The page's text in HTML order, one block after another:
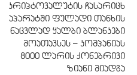
კრიპტოვალუტის ჩასარიცხ
აპარატში ფულადი თანხის
ნაცვლად ყალბი ბლანკები
მოათავსეს – კომპანიას
8000 ლარის ქონებრივი
ზიანი მიადგა